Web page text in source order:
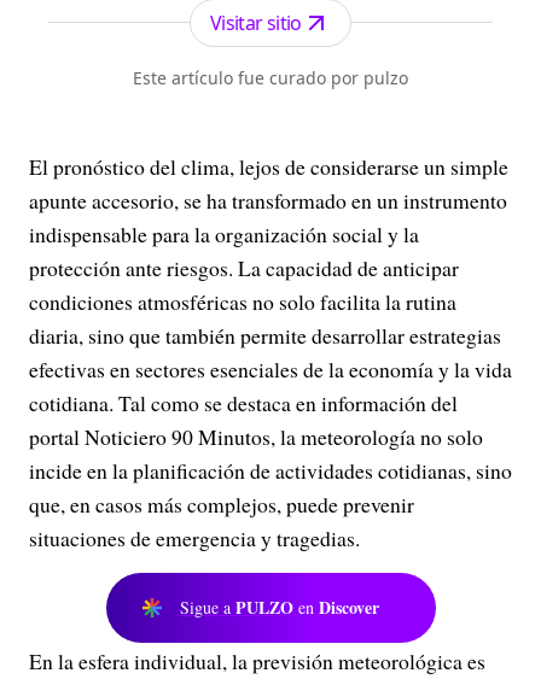
nuestros canales digitales, Emisión central a la
1:00 p.m. por el canal Telepacífico y nuestros
canales digitales.
Visitar sitio
Este artículo fue curado por pulzo
El pronóstico del clima, lejos de considerarse un simple
apunte accesorio, se ha transformado en un instrumento
indispensable para la organización social y la
protección ante riesgos. La capacidad de anticipar
condiciones atmosféricas no solo facilita la rutina
diaria, sino que también permite desarrollar estrategias
efectivas en sectores esenciales de la economía y la vida
cotidiana. Tal como se destaca en información del
portal Noticiero 90 Minutos, la meteorología no solo
incide en la planificación de actividades cotidianas, sino
que, en casos más complejos, puede prevenir
situaciones de emergencia y tragedias.
Sigue a PULZO en Discover
En la esfera individual, la previsión meteorológica es